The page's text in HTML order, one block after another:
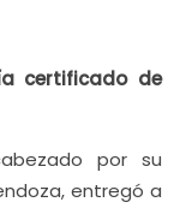
certificado de
por su
entregó a